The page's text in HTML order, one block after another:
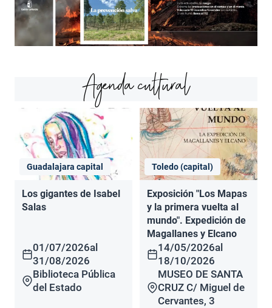
Agenda cultural
Guadalajara capital
Los gigantes de Isabel
Salas
01/07/2026al
31/08/2026
Biblioteca Pública
del Estado
Toledo (capital)
Exposición "Los Mapas
y la primera vuelta al
mundo". Expedición de
Magallanes y Elcano
14/05/2026al
18/10/2026
MUSEO DE SANTA
CRUZ C/ Miguel de
Cervantes, 3